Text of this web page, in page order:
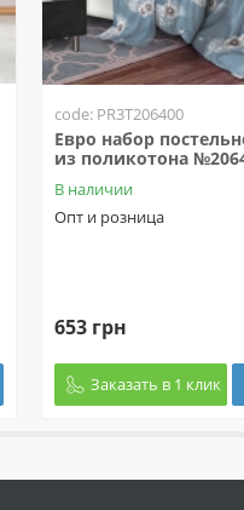
code: PR3T206400
Евро набор
из поликотона
В наличии
Опт и розница
653 грн
Заказать в 1 клик